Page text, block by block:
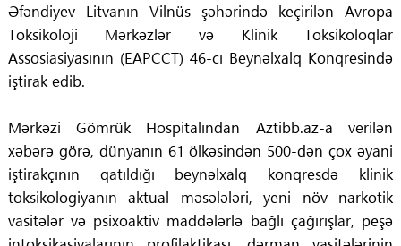
Əfəndiyev Litvanın Vilnüs şəhərində keçirilən Avropa
Toksikoloji Mərkəzlər və Klinik Toksikoloqlar
Assosiasiyasının (EAPCCT) 46-cı Beynəlxalq Konqresində
iştirak edib.
Mərkəzi Gömrük Hospitalından Aztibb.az-a verilən
xəbərə görə, dünyanın 61 ölkəsindən 500-dən çox əyani
iştirakçının qatıldığı beynəlxalq konqresdə klinik
toksikologiyanın aktual məsələləri, yeni növ narkotik
vasitələr və psixoaktiv maddələrlə bağlı çağırışlar, peşə